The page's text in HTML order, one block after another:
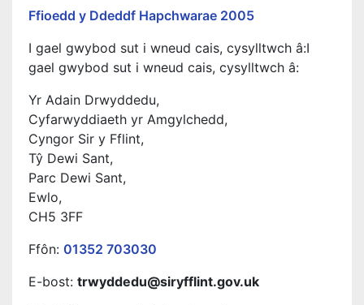
Ffioedd y Ddeddf Hapchwarae 2005
I gael gwybod sut i wneud cais, cysylltwch â:I
gael gwybod sut i wneud cais, cysylltwch â:
Yr Adain Drwyddedu,
Cyfarwyddiaeth yr Amgylchedd,
Cyngor Sir y Fflint,
Tŷ Dewi Sant,
Parc Dewi Sant,
Ewlo,
CH5 3FF
Ffôn: 01352 703030
E-bost: trwyddedu@siryfflint.gov.uk